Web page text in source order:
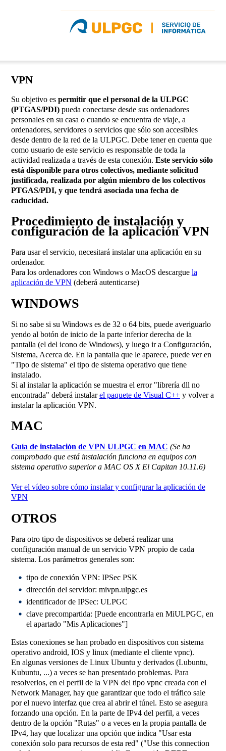
VPN
Su objetivo es permitir que el personal de la ULPGC
(PTGAS/PDI)pueda conectarse desde sus ordenadores
personales en su casa o cuando se encuentra de viaje, a
ordenadores, servidores o servicios que sólo son accesibles
desde dentro de la red de la ULPGC. Debe tener en cuenta que
como usuario de este servicio es responsable de toda la
actividad realizada a través de esta conexión. Este servicio sólo
está disponible para otros colectivos, mediante solicitud
justificada, realizada por algún miembro de los colectivos
PTGAS/PDI, y que tendrá asociada una fecha de
caducidad.
Procedimiento de instalación y
configuración de la aplicación VPN
Para usar el servicio, necesitará instalar una aplicación en su
ordenador.
Para los ordenadores con Windows o MacOS descargue la
aplicación de VPN (deberá autenticarse)
WINDOWS
Si no sabe si su Windows es de 32 o 64 bits, puede averiguarlo
yendo al botón de inicio de la parte inferior derecha de la
pantalla (el del icono de Windows), y luego ir a Configuración,
Sistema, Acerca de. En la pantalla que le aparece, puede ver en
"Tipo de sistema" el tipo de sistema operativo que tiene
instalado.
Si al instalar la aplicación se muestra el error "librería dll no
encontrada" deberá instalarel paquete de Visual C++y volver a
instalar la aplicación VPN.
MAC
Guía de instalación de VPN ULPGC en MAC (Se ha
comprobado que está instalación funciona en equipos con
sistema operativo superior a MAC OS X El Capitan 10.11.6)
Ver el vídeo sobre cómo instalar y configurar la aplicación de
VPN
OTROS
Para otro tipo de dispositivos se deberá realizar una
configuración manual de un servicio VPN propio de cada
sistema. Los parámetros generales son:
tipo de conexión VPN: IPSec PSK
dirección del servidor: mivpn.ulpgc.es
identificador de IPSec: ULPGC
clave precompartida: [Puede encontrarla en MiULPGC, en
el apartado "Mis Aplicaciones"]
Estas conexiones se han probado en dispositivos con sistema
operativo android, IOS y linux (mediante el cliente vpnc).
En algunas versiones de Linux Ubuntu y derivados (Lubuntu,
Kubuntu, ...) a veces se han presentado problemas. Para
resolverlos, en el perfil de la VPN del tipo vpnc creada con el
Network Manager, hay que garantizar que todo el tráfico sale
por el nuevo interfaz que crea al abrir el túnel. Esto se asegura
forzando una opción. En la parte de IPv4 del perfil, a veces
dentro de la opción "Rutas" o a veces en la propia pantalla de
IPv4, hay que localizar una opción que indica "Usar esta
conexión solo para recursos de esta red" ("Use this connection